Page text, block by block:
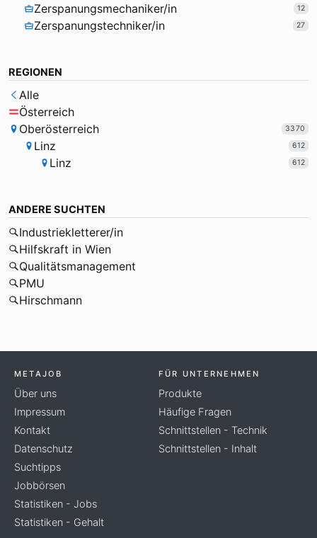
Zerspanungsmechaniker/in 12
Zerspanungstechniker/in 27
REGIONEN
Alle
Österreich
Oberösterreich
3370
Linz 612
Linz 612
ANDERE SUCHTEN
Industriekletterer/in
Hilfskraft in Wien
Qualitätsmanagement
PMU
Hirschmann
METAJOB
Über uns
Impressum
Kontakt
Datenschutz
Suchtipps
Jobbörsen
Statistiken - Jobs
Statistiken - Gehalt
FÜR UNTERNEHMEN
Produkte
Häufige Fragen
Schnittstellen - Technik
Schnittstellen - Inhalt